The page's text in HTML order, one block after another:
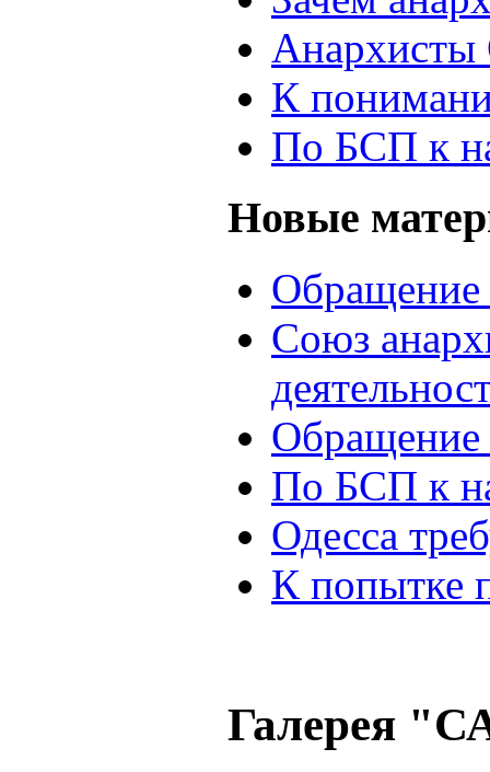
Анархисты
К
По БСП к
Новые
Союз
Обращение
По БСП к
Одесса
К попытке
Галерея